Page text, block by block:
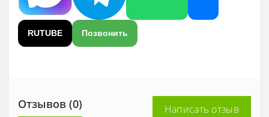
RUTUBE Позвонить
Отзывов (0) Написать отзыв